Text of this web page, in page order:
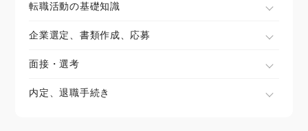
転職活動の基礎知識
企業選定、書類作成、応募
面接・選考
内定、退職手続き